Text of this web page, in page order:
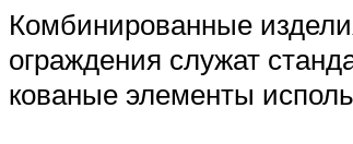
Комбинированные
ограждения служат
кованые элементы